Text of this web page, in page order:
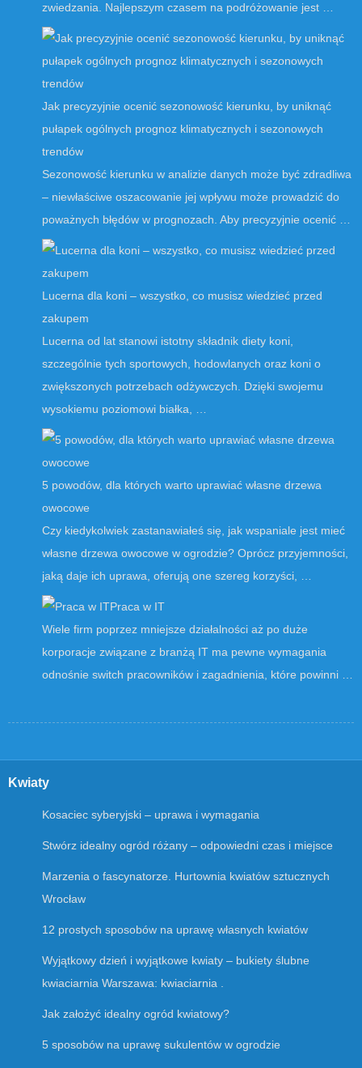
zwiedzania. Najlepszym czasem na podróżowanie jest …
Jak precyzyjnie ocenić sezonowość kierunku, by uniknąć
pułapek ogólnych prognoz klimatycznych i sezonowych
trendów
Sezonowość kierunku w analizie danych może być zdradliwa
– niewłaściwe oszacowanie jej wpływu może prowadzić do
poważnych błędów w prognozach. Aby precyzyjnie ocenić …
Lucerna dla koni – wszystko, co musisz wiedzieć przed
zakupem
Lucerna od lat stanowi istotny składnik diety koni,
szczególnie tych sportowych, hodowlanych oraz koni o
zwiększonych potrzebach odżywczych. Dzięki swojemu
wysokiemu poziomowi białka, …
5 powodów, dla których warto uprawiać własne drzewa
owocowe
Czy kiedykolwiek zastanawiałeś się, jak wspaniale jest mieć
własne drzewa owocowe w ogrodzie? Oprócz przyjemności,
jaką daje ich uprawa, oferują one szereg korzyści, …
Praca w IT
Wiele firm poprzez mniejsze działalności aż po duże
korporacje związane z branżą IT ma pewne wymagania
odnośnie switch pracowników i zagadnienia, które powinni …
Kwiaty
Kosaciec syberyjski – uprawa i wymagania
Stwórz idealny ogród różany – odpowiedni czas i miejsce
Marzenia o fascynatorze. Hurtownia kwiatów sztucznych
Wrocław
12 prostych sposobów na uprawę własnych kwiatów
Wyjątkowy dzień i wyjątkowe kwiaty – bukiety ślubne
kwiaciarnia Warszawa: kwiaciarnia .
Jak założyć idealny ogród kwiatowy?
5 sposobów na uprawę sukulentów w ogrodzie